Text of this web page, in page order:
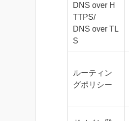
DNS over H
TTPS/
DNS over TL
S
ルーティン
グポリシー